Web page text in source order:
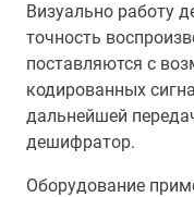
Визуально работу
точность
поставляются с
кодированных
дальнейшей
дешифратор.
Оборудование